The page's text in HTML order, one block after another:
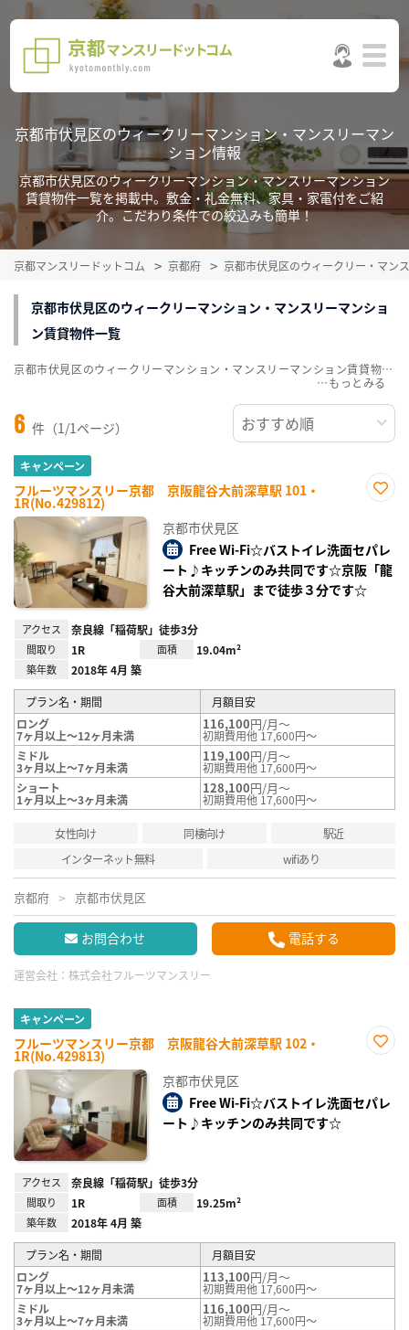
京都市伏見区のウィークリーマンション・マンスリーマン
ション情報
京都市伏見区のウィークリーマンション・マンスリーマンション
賃貸物件一覧を掲載中。敷金・礼金無料、家具・家電付をご紹
介。こだわり条件での絞込みも簡単！
京都マンスリードットコム 京都府 京都市伏見区のウィークリー・マン
京都市伏見区のウィークリーマンション・マンスリーマンショ
ン賃貸物件一覧
6 件（1/1ページ）
キャンペーン
フルーツマンスリー京都 京阪龍谷大前深草駅 101・
1R(No.429812)
録
京都市伏見区
Free Wi-Fi☆バストイレ洗面セパレ
ート♪キッチンのみ共同です☆京阪「龍
谷大前深草駅」まで徒歩３分です☆
アクセス 奈良線「稲荷駅」徒歩3分
間取り 1R 面積 19.04m²
築年数 2018年 4月 築
プラン名・期間
月額目安
ロング
7ヶ月以上～12ヶ月未満
116,100円/月～
初期費用他 17,600円～
ミドル
3ヶ月以上～7ヶ月未満
119,100円/月～
初期費用他 17,600円～
ショート
1ヶ月以上～3ヶ月未満
128,100円/月～
初期費用他 17,600円～
女性向け 同棲向け
駅近
インターネット無料
wifiあり
京都府 京都市伏見区
お問合わせ 電話する
運営会社： 株式会社フルーツマンスリー
キャンペーン
フルーツマンスリー京都 京阪龍谷大前深草駅 102・
1R(No.429813)
録
京都市伏見区
Free Wi-Fi☆バストイレ洗面セパレ
ート♪キッチンのみ共同です☆
アクセス 奈良線「稲荷駅」徒歩3分
間取り 1R 面積 19.25m²
築年数 2018年 4月 築
プラン名・期間
月額目安
ロング
7ヶ月以上～12ヶ月未満
113,100円/月～
初期費用他 17,600円～
ミドル
3ヶ月以上～7ヶ月未満
116,100円/月～
初期費用他 17,600円～
京都市伏見区のウィークリーマンション・マンスリーマンション賃貸物件一覧を掲載中。敷金・礼金無料、家具・家電付をご紹介。こだわり条件での絞込みも簡単！
…